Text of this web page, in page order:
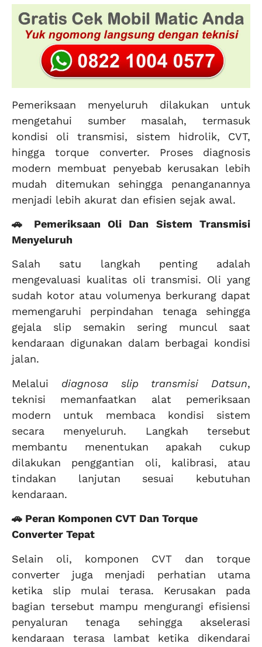
Pemeriksaan menyeluruh dilakukan untuk
mengetahui sumber masalah, termasuk
kondisi oli transmisi, sistem hidrolik, CVT,
hingga torque converter. Proses diagnosis
modern membuat penyebab kerusakan lebih
mudah ditemukan sehingga penanganannya
menjadi lebih akurat dan efisien sejak awal.
🚗 Pemeriksaan Oli Dan Sistem Transmisi
Menyeluruh
Salah satu langkah penting adalah
mengevaluasi kualitas oli transmisi. Oli yang
sudah kotor atau volumenya berkurang dapat
memengaruhi perpindahan tenaga sehingga
gejala slip semakin sering muncul saat
kendaraan digunakan dalam berbagai kondisi
jalan.
Melalui diagnosa slip transmisi Datsun,
teknisi memanfaatkan alat pemeriksaan
modern untuk membaca kondisi sistem
secara menyeluruh. Langkah tersebut
membantu menentukan apakah cukup
dilakukan penggantian oli, kalibrasi, atau
tindakan lanjutan sesuai kebutuhan
kendaraan.
🚗 Peran Komponen CVT Dan Torque
Converter Tepat
Selain oli, komponen CVT dan torque
converter juga menjadi perhatian utama
ketika slip mulai terasa. Kerusakan pada
bagian tersebut mampu mengurangi efisiensi
penyaluran tenaga sehingga akselerasi
kendaraan terasa lambat ketika dikendarai